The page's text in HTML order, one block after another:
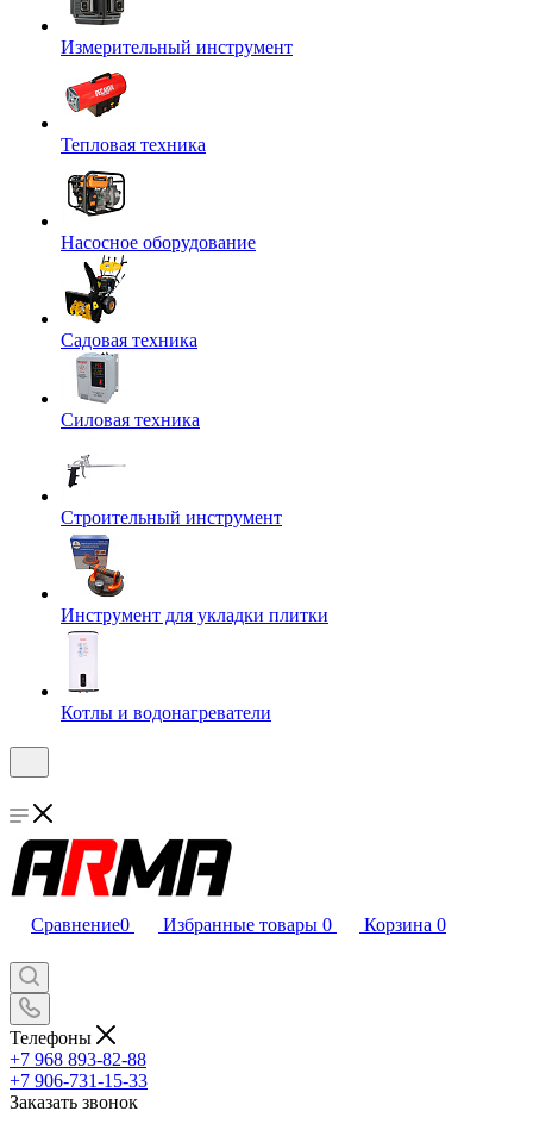
Измерительный инструмент
Тепловая техника
Насосное оборудование
Садовая техника
Силовая техника
Строительный инструмент
Инструмент для укладки плитки
Котлы и водонагреватели
Сравнение0 Избранные товары 0 Корзина 0
Телефоны
+7 968 893-82-88
+7 906-731-15-33
Заказать звонок